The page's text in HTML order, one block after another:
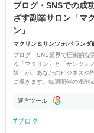
ブログ・SNSでの成
ざす副業サロン「マ
ン」
マクリン＆サンツォ/ベランダ
ブログ・SNS業界で圧倒的な
る「マクリン」と「サンツォ
飯」が、あなたのビジネスや
に導きます。毎週開催の添削
ミナーなどで徹底サポート。
運営ツール
ブログ